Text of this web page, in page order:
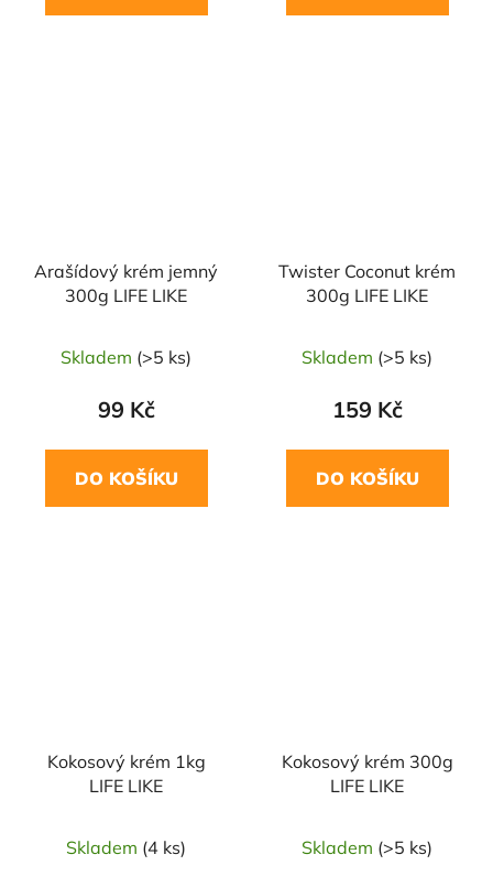
Arašídový krém jemný
300g LIFE LIKE
Skladem (>5 ks)
99 Kč
DO KOŠÍKU
Twister Coconut krém
300g LIFE LIKE
Skladem (>5 ks)
159 Kč
DO KOŠÍKU
Kokosový krém 1kg
LIFE LIKE
Skladem (4 ks)
Kokosový krém 300g
LIFE LIKE
Skladem (>5 ks)